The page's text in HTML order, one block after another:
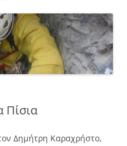
Πίσια
Δημήτρη Καραχρήστο,